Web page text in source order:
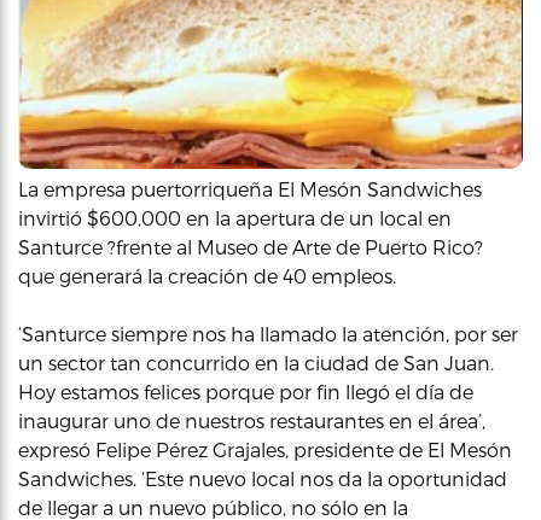
La empresa puertorriqueña El Mesón Sandwiches
invirtió $600,000 en la apertura de un local en
Santurce ?frente al Museo de Arte de Puerto Rico?
que generará la creación de 40 empleos.
‘Santurce siempre nos ha llamado la atención, por ser
un sector tan concurrido en la ciudad de San Juan.
Hoy estamos felices porque por fin llegó el día de
inaugurar uno de nuestros restaurantes en el área’,
expresó Felipe Pérez Grajales, presidente de El Mesón
Sandwiches. ‘Este nuevo local nos da la oportunidad
de llegar a un nuevo público, no sólo en la